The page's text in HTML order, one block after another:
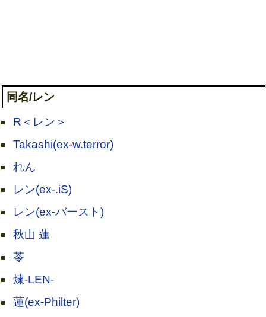
同名/レン
R＜レン＞
Takashi(ex-w.terror)
れん
レン(ex-.iS)
レン(ex-バースト)
秋山 蓮
苓
煉-LEN-
蓮(ex-Philter)